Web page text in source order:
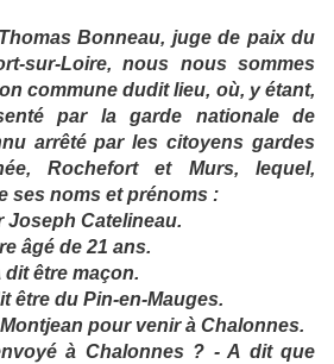
Bonneau, juge de paix du
sur-Loire, nous nous sommes
commune dudit lieu, où, y étant,
par la garde nationale de
arrêté par les citoyens gardes
Rochefort et Murs, lequel,
ses noms et prénoms :
Catelineau.
âgé de 21 ans.
dit être maçon.
être du Pin-en-Mauges.
pour venir à Chalonnes.
à Chalonnes ? - A dit que